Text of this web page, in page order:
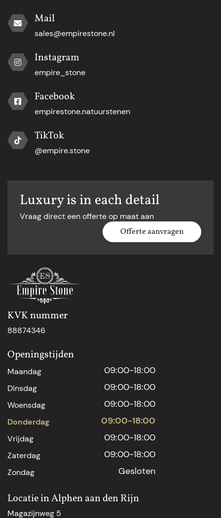
Mail
sales@empirestone.nl
Instagram
empire_stone
Facebook
empirestone.natuurstenen
TikTok
@empire.stone
Luxury is in each detail
Vraag direct een offerte op maat aan
Offerte aanvragen
KVK nummer
88874346
Openingstijden
Maandag 09:00-18:00
Dinsdag 09:00-18:00
Woensdag 09:00-18:00
Donderdag 09:00-18:00
Vrijdag 09:00-18:00
Zaterdag 09:00-18:00
Zondag Gesloten
Locatie in Alphen aan den Rijn
Magazijnweg 5